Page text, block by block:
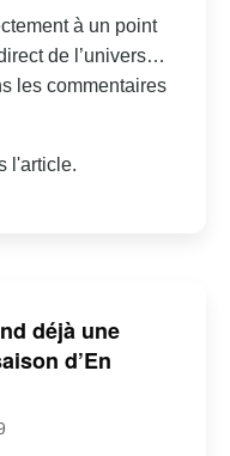
à un point
de l’univers…
les commentaires
l'article.
déjà une
d’En